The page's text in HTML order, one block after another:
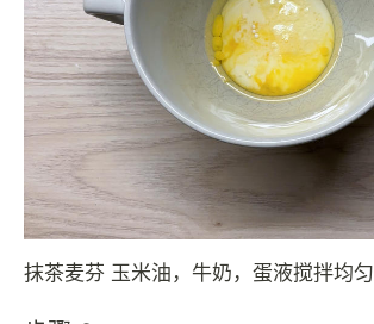
抹茶麦芬 玉米油，牛奶，蛋液搅拌均匀